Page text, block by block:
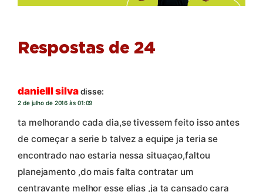
Respostas de 24
danielll silvadisse:
2 de julho de 2016 às 01:09
ta melhorando cada dia,se tivessem feito isso antes
de começar a serie b talvez a equipe ja teria se
encontrado nao estaria nessa situaçao,faltou
planejamento ,do mais falta contratar um
centravante melhor esse elias ,ja ta cansado cara